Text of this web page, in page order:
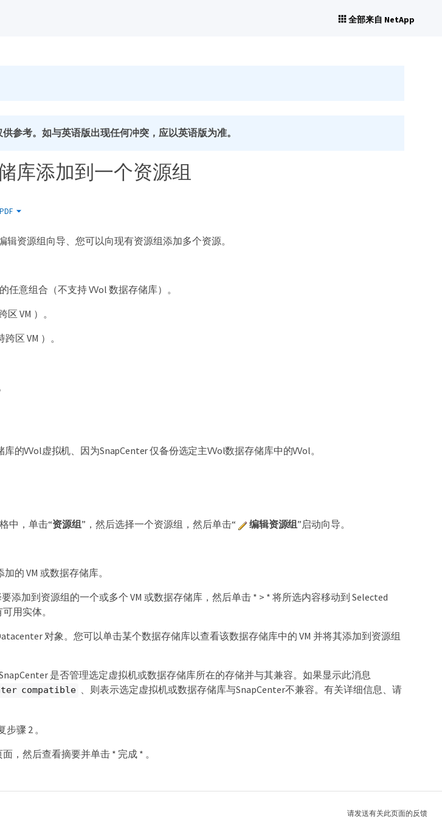
全部来自 NetApp
参考。如与英语版出现任何冲突，应以英语版为准。
库添加到一个资源组
PDF
辑资源组向导、您可以向现有资源组添加多个资源。
任意组合（不支持 VVol 数据存储库）。
VM ）。
区 VM ）。
的VVol虚拟机、因为SnapCenter 仅备份选定主VVol数据存储库中的VVol。
中，单击“资源组”，然后选择一个资源组，然后单击“ 编辑资源组”启动向导。
的 VM 或数据存储库。
添加到资源组的一个或多个 VM 或数据存储库，然后单击 * > * 将所选内容移动到 Selected
用实体。
对象。您可以单击某个数据存储库以查看该数据存储库中的 VM 并将其添加到资源组
是否管理选定虚拟机或数据存储库所在的存储并与其兼容。如果显示此消息
compatible 、则表示选定虚拟机或数据存储库与SnapCenter不兼容。有关详细信息、请
骤 2 。
，然后查看摘要并单击 * 完成 * 。
请发送有关此页面的反馈